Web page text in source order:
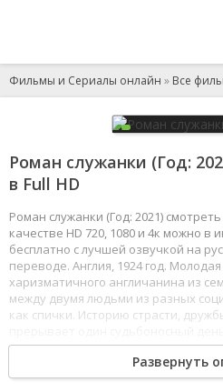
Фильмы и Сериалы онлайн » Все
Роман служанки (Год:
в Full HD
Роман служанки (Год: 2021)
качестве HD 720, 1080 и 4к можно в
бесплатно с лучшей озвучкой на
переводе. Англия, 1924 год.
харизматичного англичанина из
между двумя людьми из разных
как спички. Историю страсти,
запечатлела в своей памяти в
определил всю ее дальнейшую
12345 678
Развернуть